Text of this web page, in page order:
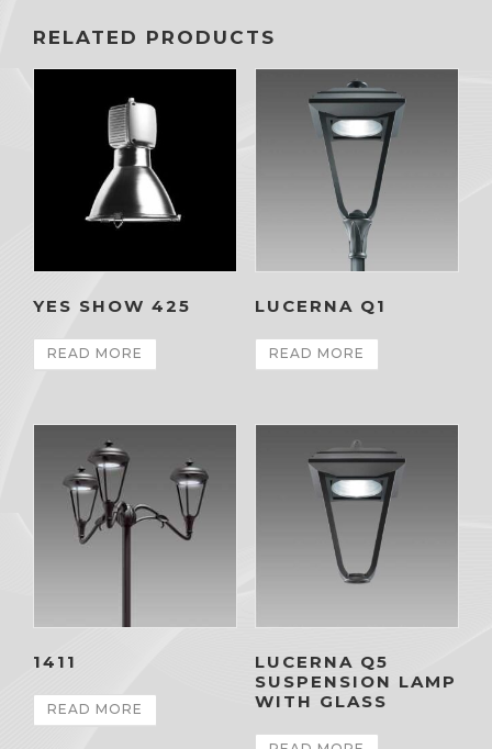
RELATED PRODUCTS
YES SHOW 425
READ MORE
LUCERNA Q1
READ MORE
1411
READ MORE
LUCERNA Q5
SUSPENSION LAMP
WITH GLASS